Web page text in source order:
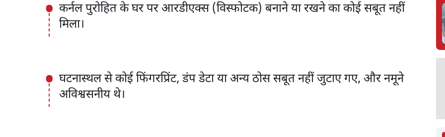
कर्नल पुरोहित के घर पर आरडीएक्स (विस्फोटक) बनाने या रखने का कोई सबूत नहीं
मिला।
घटनास्थल से कोई फिंगरप्रिंट, डंप डेटा या अन्य ठोस सबूत नहीं जुटाए गए, और नमूने
अविश्वसनीय थे।